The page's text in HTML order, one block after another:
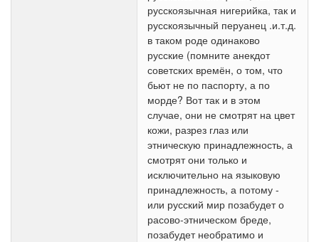
русскоязычная нигерийка, так и
русскоязычный перуанец .и.т.д.
в таком роде одинаково
русские (помните анекдот
советских времён, о том, что
бьют не по паспорту, а по
морде? Вот так и в этом
случае, они не смотрят на цвет
кожи, разрез глаз или
этническую принадлежность, а
смотрят они только и
исключительно на языковую
принадлежность, а потому -
или русский мир позабудет о
расово-этническом бреде,
позабудет необратимо и